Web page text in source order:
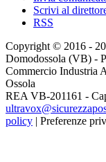
Scrivi al
RSS
Copyright © 2016 -
Domodossola (VB) -
Commercio Industria
Ossola
REA VB-201161 -
policy | Preferenze